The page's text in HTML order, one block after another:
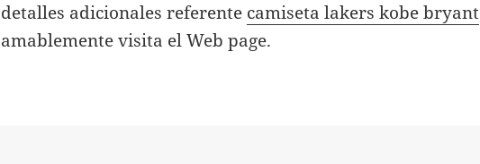
detalles adicionales referente camiseta lakers kobe bryant
amablemente visita el Web page.